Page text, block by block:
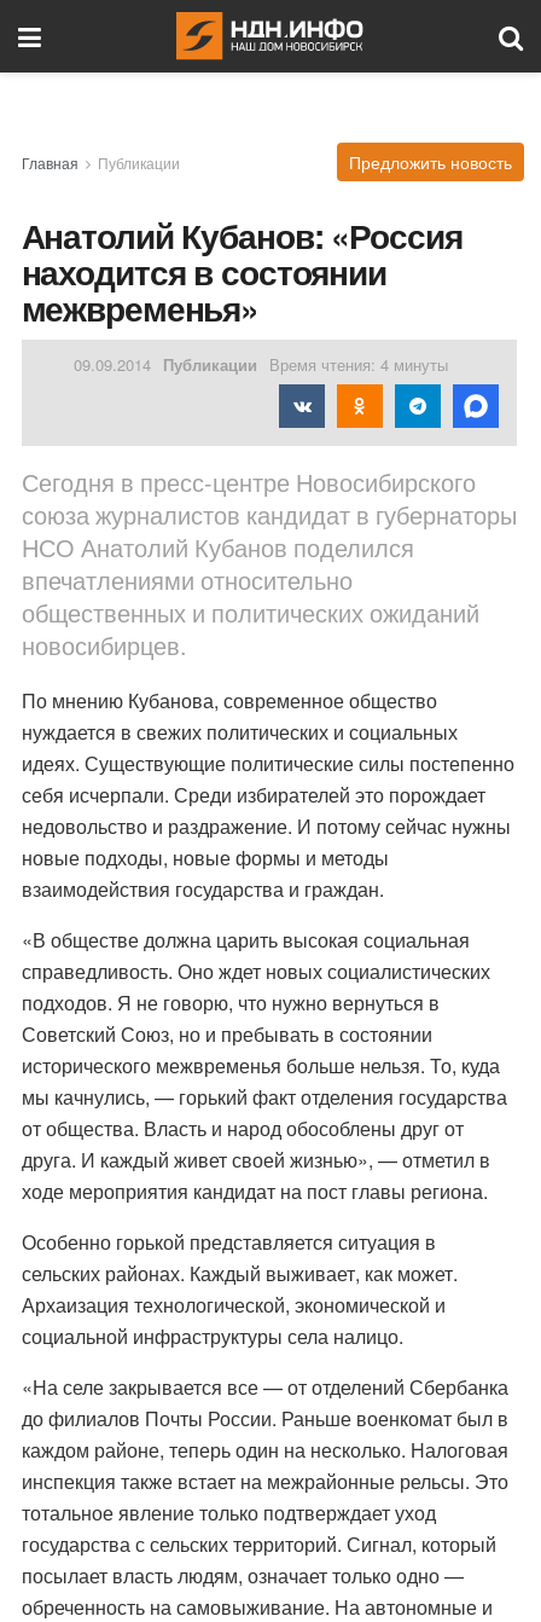
Главная Публикации Предложить новость
Анатолий Кубанов: «Россия
находится в состоянии
межвременья»
09.09.2014 Публикации Время чтения: 4 минуты
Сегодня в пресс-центре Новосибирского
союза журналистов кандидат в губернаторы
НСО Анатолий Кубанов поделился
впечатлениями относительно
общественных и политических ожиданий
новосибирцев.
По мнению Кубанова, современное общество
нуждается в свежих политических и социальных
идеях. Существующие политические силы постепенно
себя исчерпали. Среди избирателей это порождает
недовольство и раздражение. И потому сейчас нужны
новые подходы, новые формы и методы
взаимодействия государства и граждан.
«В обществе должна царить высокая социальная
справедливость. Оно ждет новых социалистических
подходов. Я не говорю, что нужно вернуться в
Советский Союз, но и пребывать в состоянии
исторического межвременья больше нельзя. То, куда
мы качнулись, — горький факт отделения государства
от общества. Власть и народ обособлены друг от
друга. И каждый живет своей жизнью», — отметил в
ходе мероприятия кандидат на пост главы региона.
Особенно горькой представляется ситуация в
сельских районах. Каждый выживает, как может.
Архаизация технологической, экономической и
социальной инфраструктуры села налицо.
«На селе закрывается все — от отделений Сбербанка
до филиалов Почты России. Раньше военкомат был в
каждом районе, теперь один на несколько. Налоговая
инспекция также встает на межрайонные рельсы. Это
тотальное явление только подтверждает уход
государства с сельских территорий. Сигнал, который
посылает власть людям, означает только одно —
обреченность на самовыживание. На автономные и